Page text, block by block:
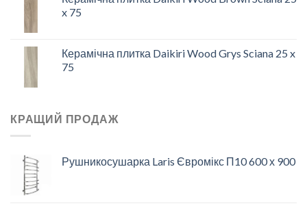
x 75
Керамічна плитка Daikiri Wood Grys Sciana 25 x
75
КРАЩИЙ ПРОДАЖ
Рушникосушарка Laris Євромікс П10 600 х 900